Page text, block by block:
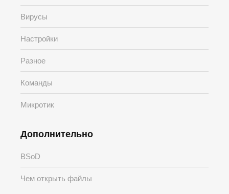
Вирусы
Настройки
Разное
Команды
Микротик
Дополнительно
BSoD
Чем открыть файлы